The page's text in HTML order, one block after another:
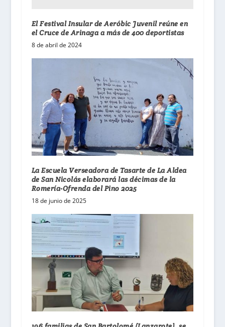
El Festival Insular de Aeróbic Juvenil reúne en
el Cruce de Arinaga a más de 400 deportistas
8 de abril de 2024
La Escuela Verseadora de Tasarte de La Aldea
de San Nicolás elaborará las décimas de la
Romería-Ofrenda del Pino 2025
18 de junio de 2025